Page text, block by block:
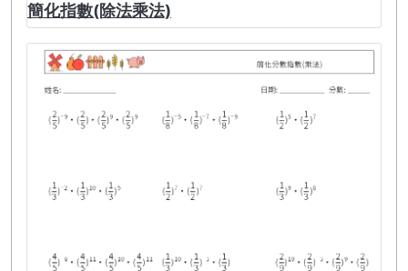
簡化指數(除法乘法)